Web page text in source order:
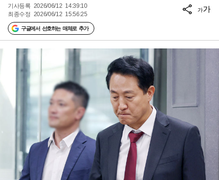
기사등록 2026/06/12 14:39:10
최종수정 2026/06/12 15:56:25
구글에서 선호하는 매체로 추가
가가